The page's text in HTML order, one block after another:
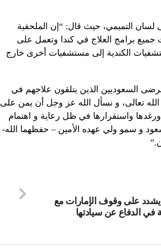
لسان التميمي، حيث قال: “إن الملحقية
جميع برامج العلاج في كندا وتعمل على
الكندية إلى مستشفيات أخرى خارج
السعوديين الذين يتلقون علاجهم في
تعالى، و نسأل الله عز وجل أن يمن على
ورغدها واستقرارها في ظل رعاية و اهتمام
و سمو ولي عهده الأمين – حفظهما الله-
على وقوف الإمارات مع
في الدفاع عن سيادتها